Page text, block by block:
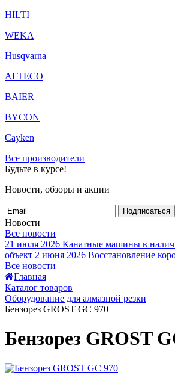
HILTI
WEKA
Husqvarna
ALTECO
BAIER
BYCON
Cayken
Все производители
Будьте в курсе!
Новости, обзоры и акции
Подписаться
Новости
Все новости
21 июля 2026 Канатные машины в
объект 2 июня 2026 Восстановление
Все новости
Главная
Каталог товаров
Оборудование для алмазной резки
Бензорез GROST GC 970
Бензорез GROST